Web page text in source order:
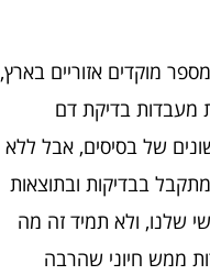
מוקדים אזוריים בארץ,
מעבדות בדיקת דם
של בסיסים, אבל ללא
בבדיקות ובתוצאות
שלנו, ולא תמיד זה מה
ממש חיוני שהרבה